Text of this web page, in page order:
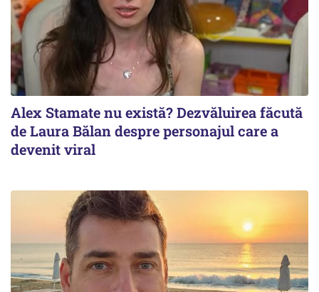
Alex Stamate nu există? Dezvăluirea făcută
de Laura Bălan despre personajul care a
devenit viral